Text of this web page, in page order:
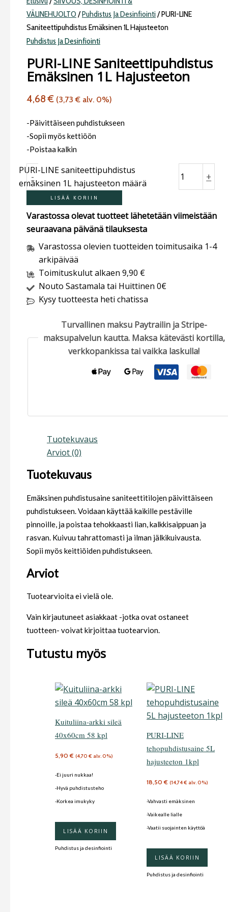
VÄLINEHUOLTO /Puhdistus Ja Desinfiointi/ PURI-LINE
Saniteettipuhdistus Emäksinen 1L Hajusteeton
Puhdistus Ja Desinfiointi
PURI-LINE Saniteettipuhdistus
Emäksinen 1L Hajusteeton
4,68€ (3,73€ alv. 0%)
-Päivittäiseen puhdistukseen
-Sopii myös kettiöön
-Poistaa kalkin
-
PURI-LINE saniteettipuhdistus
emäksinen 1L hajusteeton määrä
+
LISÄÄ KORIIN
Varastossa olevat tuotteet lähetetään viimeistään
seuraavana päivänä tilauksesta
Varastossa olevien tuotteiden toimitusaika 1-4
arkipäivää
Toimituskulut alkaen 9,90 €
Nouto Sastamala tai Huittinen 0€
Kysy tuotteesta heti chatissa
Turvallinen maksu Paytrailin ja Stripe-
maksupalvelun kautta. Maksa kätevästi kortilla,
verkkopankissa tai vaikka laskulla!
Tuotekuvaus
Arviot (0)
Tuotekuvaus
Emäksinen puhdistusaine saniteettitilojen päivittäiseen
puhdistukseen. Voidaan käyttää kaikille pestäville
pinnoille, ja poistaa tehokkaasti lian, kalkkisaippuan ja
rasvan. Kuivuu tahrattomasti ja ilman jälkikuivausta.
Sopii myös keittiöiden puhdistukseen.
Arviot
Tuotearvioita ei vielä ole.
Vain kirjautuneet asiakkaat -jotka ovat ostaneet
tuotteen- voivat kirjoittaa tuotearvion.
Tutustu myös
Kuituliina-arkki sileä
40x60cm 58 kpl
5,90€ (4,70 € alv. 0%)
-Ei juuri nukkaa!
-Hyvä puhdistusteho
-Korkea imukyky
LISÄÄ KORIIN
Puhdistus ja desinfiointi
PURI-LINE
tehopuhdistusaine 5L
hajusteeton 1kpl
18,50€ (14,74€ alv. 0%)
-Vahvasti emäksinen
-Vaikealle lialle
-Vaatii suojainten käyttöä
LISÄÄ KORIIN
Puhdistus ja desinfiointi